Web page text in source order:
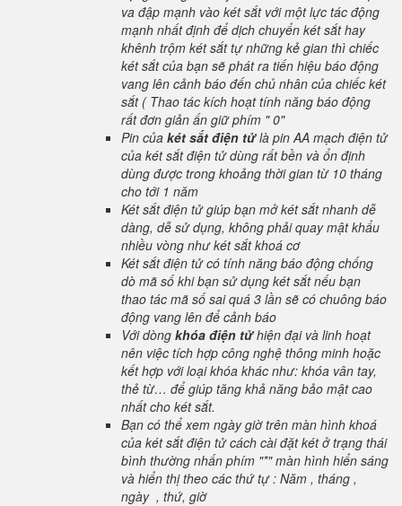
va đập mạnh vào két sắt với một lực tác động
mạnh nhất định để dịch chuyển két sắt hay
khênh trộm két sắt tự những kẻ gian thì chiếc
két sắt của bạn sẽ phát ra tiến hiệu báo động
vang lên cảnh báo đến chủ nhân của chiếc két
sắt ( Thao tác kích hoạt tính năng báo động
rất đơn giản ấn giữ phím " 0"
Pin của két sắt điện tửlà pin AA mạch điện tử
của két sắt điện tử dùng rất bền và ổn định
dùng được trong khoảng thời gian từ 10 tháng
cho tới 1 năm
Két sắt điện tử giúp bạn mở két sắt nhanh dễ
dàng, dễ sử dụng, không phải quay mật khẩu
nhiều vòng như két sắt khoá cơ
Két sắt điện tử có tính năng báo động chống
dò mã số khi bạn sử dụng két sắt nếu bạn
thao tác mã số sai quá 3 lần sẽ có chuông báo
động vang lên để cảnh báo
Với dòng khóa điện tửhiện đại và linh hoạt
nên việc tích hợp công nghệ thông minh hoặc
kết hợp với loại khóa khác như: khóa vân tay,
thẻ từ… để giúp tăng khả năng bảo mật cao
nhất cho két sắt.
Bạn có thể xem ngày giờ trên màn hình khoá
của két sắt điện tử cách cài đặt két ở trạng thái
bình thường nhấn phím "*" màn hình hiển sáng
và hiển thị theo các thứ tự : Năm , tháng ,
ngày , thứ, giờ